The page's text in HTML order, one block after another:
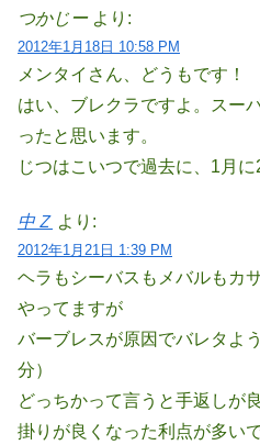
つかじー より:
2012年1月18日 10:58 PM
メンタイさん、どうもです！
はい、ブレクラですよ。スー
ったと思います。
じつはこいつで過去に、1月
中Ｚ より:
2012年1月21日 1:39 PM
ヘラもシーバスもメバルもカ
やってますが
バーブレスが原因でバレタよ
分）
どっちかって言うと手返しが
掛りが良くなった利点が多い